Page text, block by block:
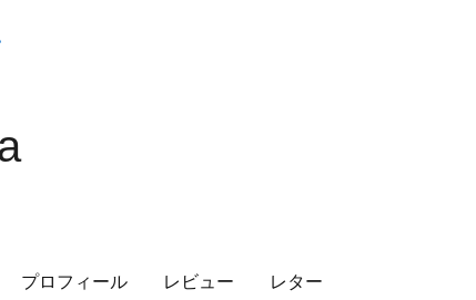
プロフィール レビュー レター